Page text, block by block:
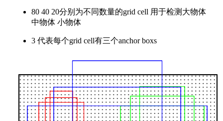
80 40 20分别为不同数量的grid cell 用于检测大物体
中物体 小物体
3 代表每个grid cell有三个anchor boxs